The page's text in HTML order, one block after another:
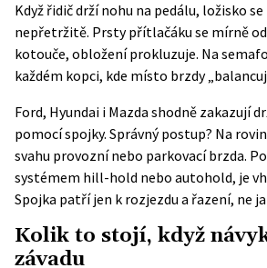
Když řidič drží nohu na pedálu, ložisko
nepřetržitě. Prsty přítlačáku se mírně
kotouče, obložení prokluzuje. Na
každém kopci, kde místo brzdy
Ford, Hyundai i Mazda shodně zakazují
pomocí spojky. Správný postup? Na
svahu provozní nebo parkovací brzda.
systémem hill-hold nebo autohold, je
Spojka patří jen k rozjezdu a řazení, ne
Kolik to stojí, když
závadu